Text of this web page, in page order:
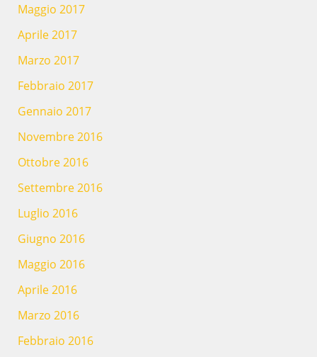
Maggio 2017
Aprile 2017
Marzo 2017
Febbraio 2017
Gennaio 2017
Novembre 2016
Ottobre 2016
Settembre 2016
Luglio 2016
Giugno 2016
Maggio 2016
Aprile 2016
Marzo 2016
Febbraio 2016